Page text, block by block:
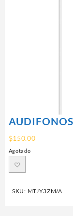
$150.00
Agotado
SKU: MTJY3ZM/A